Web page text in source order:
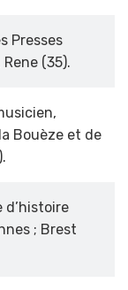
Presses
(35).
Bouèze et de
d’histoire
; Brest